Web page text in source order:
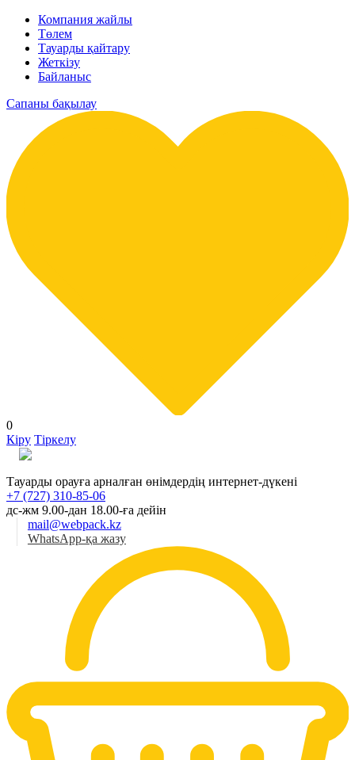
Компания жайлы
Төлем
Тауарды қайтару
Жеткізу
Байланыс
Сапаны бақылау
0
Кіру Тіркелу
Тауарды орауға арналған өнімдердің интернет-дүкені
+7 (727) 310-85-06
дс-жм 9.00-дан 18.00-ға дейін
mail@webpack.kz
WhatsApp-қа жазу